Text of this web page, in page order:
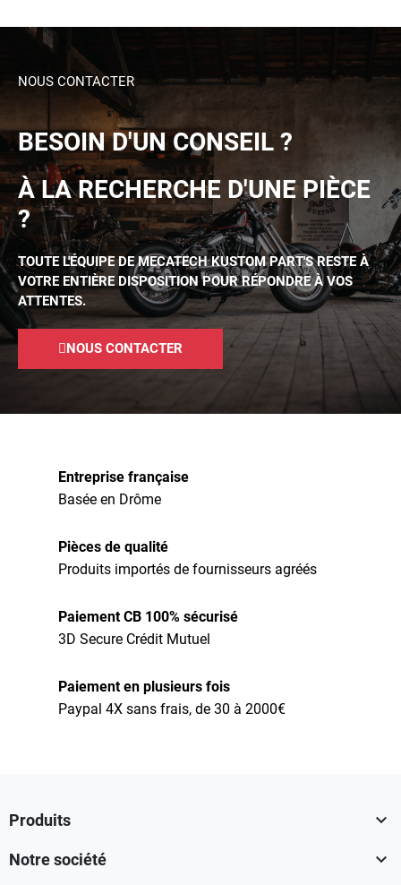
NOUS CONTACTER
BESOIN D'UN CONSEIL ?
À LA RECHERCHE D'UNE PIÈCE
?
TOUTE L'ÉQUIPE DE MECATECH KUSTOM PART'S RESTE À
VOTRE ENTIÈRE DISPOSITION POUR RÉPONDRE À VOS
ATTENTES.
NOUS CONTACTER
Entreprise française
Basée en Drôme
Pièces de qualité
Produits importés de fournisseurs agréés
Paiement CB 100% sécurisé
3D Secure Crédit Mutuel
Paiement en plusieurs fois
Paypal 4X sans frais, de 30 à 2000€
Produits 
Notre société 